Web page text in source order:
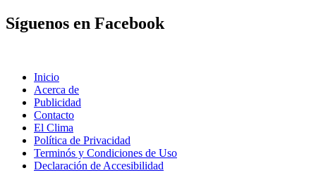
Síguenos en Facebook
Inicio
Acerca de
Publicidad
Contacto
El Clima
Política de Privacidad
Terminós y Condiciones de Uso
Declaración de Accesibilidad